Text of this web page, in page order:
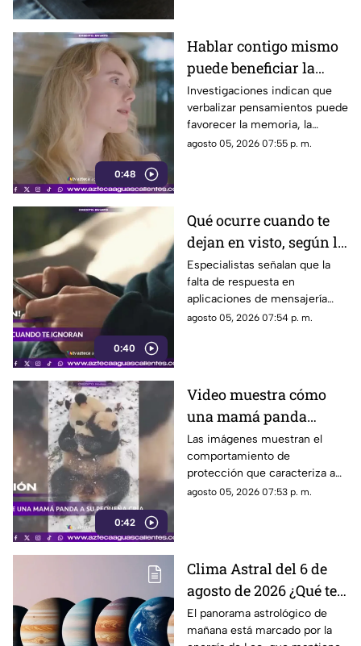
0:48
Hablar contigo mismo
puede beneficiar la
concentración y la
memoria
Investigaciones indican que
verbalizar pensamientos puede
favorecer la memoria, la
planificación y el manejo de
agosto 05, 2026 07:55 p. m.
0:40
Qué ocurre cuando te
dejan en visto, según la
psicología
Especialistas señalan que la
falta de respuesta en
aplicaciones de mensajería
puede tener efectos
agosto 05, 2026 07:54 p. m.
0:42
Video muestra cómo
una mamá panda
protege a su cría
Las imágenes muestran el
comportamiento de
protección que caracteriza a
las pandas gigantes durante los
agosto 05, 2026 07:53 p. m.
Clima Astral del 6 de
agosto de 2026 ¿Qué te
depara la energía del
día?
El panorama astrológico de
mañana está marcado por la